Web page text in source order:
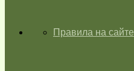
ГЛАВНАЯПравила на сайте